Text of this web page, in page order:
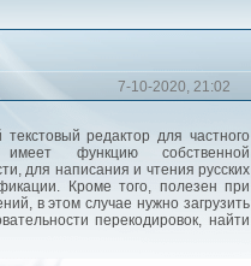
7-10-2020, 21:02
редактор для частного
имеет функцию собственной
для написания и чтения русских
Кроме того, полезен при
в этом случае нужно загрузить
перекодировок, найти